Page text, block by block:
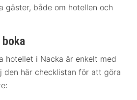
gäster, både om hotellen och
hotellet i Nacka är enkelt med
den här checklistan för att göra